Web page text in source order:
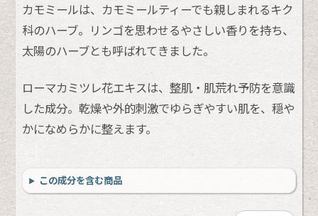
カモミールは、カモミールティーでも親しまれるキク
科のハーブ。リンゴを思わせるやさしい香りを持ち、
太陽のハーブとも呼ばれてきました。
ローマカミツレ花エキスは、整肌・肌荒れ予防を意識
した成分。乾燥や外的刺激でゆらぎやすい肌を、穏や
かになめらかに整えます。
この成分を含む商品